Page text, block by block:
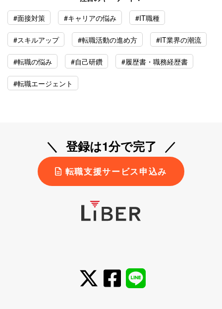
#面接対策
#キャリアの悩み #IT職種
#スキルアップ #転職活動の進め方 #IT業界の潮流
#転職の悩み #自己研鑽 #履歴書・職務経歴書
#転職エージェント
登録は1分で完了
転職支援サービス申込み